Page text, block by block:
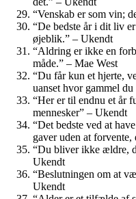
“Venskab er som vin;
“De bedste år i dit liv
øjeblik.” – Ukendt
“Aldring er ikke en
måde.” – Mae West
“Du får kun et hjerte,
uanset hvor gammel
“Her er til endnu et år
mennesker” – Ukendt
“Det bedste ved at
gaver uden at
“Du bliver ikke ældre,
Ukendt
“Beslutningen om at
Ukendt